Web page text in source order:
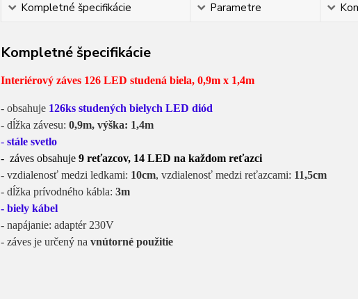
Kompletné špecifikácie Parametre
Kompletné špecifikácie
Interiérový záves 126 LED studená biela, 0,9m x 1,4m
- obsahuje 126ks studených bielych LED diód
- dĺžka závesu: 0,9m, výška: 1,4m
- stále svetlo
- záves obsahuje 9 reťazcov, 14 LED na každom reťazci
- vzdialenosť medzi ledkami: 10cm, vzdialenosť medzi reťazcami: 11,5cm
- dĺžka prívodného kábla: 3m
- biely kábel
- napájanie: adaptér 230V
- záves je určený na vnútorné použitie